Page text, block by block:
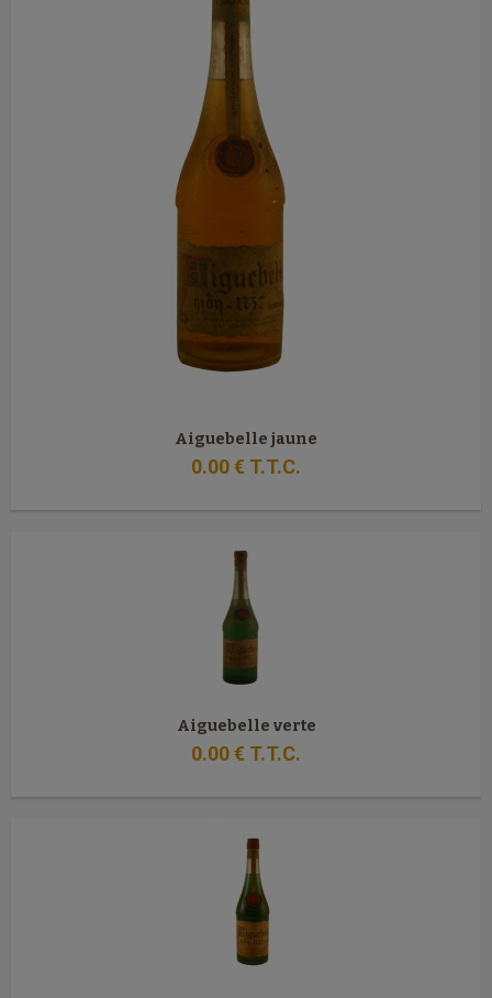
Aiguebelle jaune
0.00€ T.T.C.
Aiguebelle verte
0.00€ T.T.C.